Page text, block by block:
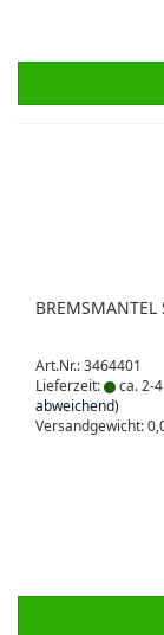
BREMSMANTEL
Art.Nr.: 3464401
Lieferzeit:
ca. 2-
abweichend)
Versandgewicht: